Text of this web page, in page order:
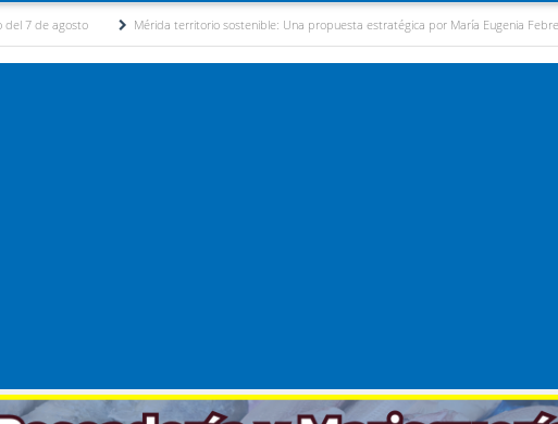
Mérida territorio sostenible: Una propuesta estratégica por María Eugenia Febres Cordero R.